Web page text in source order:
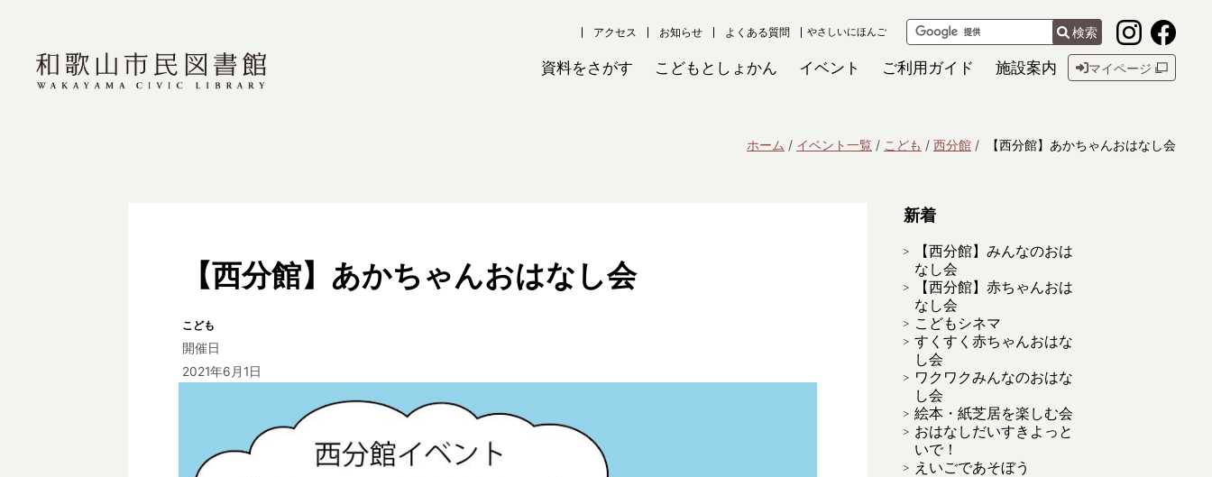
アクセス お知らせ よくある質問 やさしいにほんご 検索
資料をさがす こどもとしょかん イベント ご利用ガイド 施設案内 マイページ
ホーム イベント一覧 こども 西分館 【西分館】あかちゃんおはなし会
【西分館】あかちゃんおはなし会
こども
開催日
2021年6月1日
新着
【西分館】みんなのおは
なし会
【西分館】赤ちゃんおは
なし会
こどもシネマ
すくすく赤ちゃんおはな
し会
ワクワクみんなのおはな
し会
絵本・紙芝居を楽しむ会
おはなしだいすきよっと
いで！
えいごであそぼう